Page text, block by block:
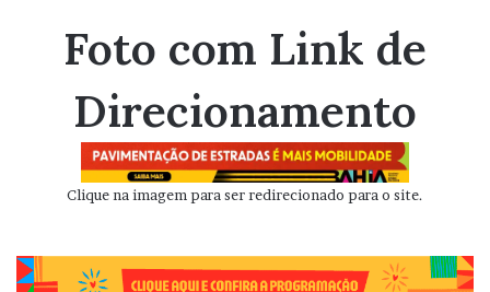
Foto com Link de
Direcionamento
Clique na imagem para ser redirecionado para o site.